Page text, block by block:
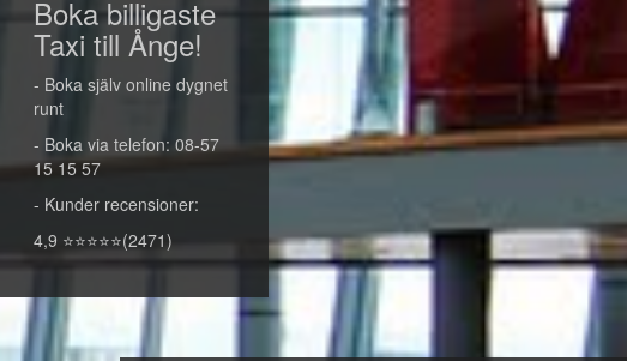
Boka billigaste
Taxi till Ånge!
- Boka själv online dygnet
runt
- Boka via telefon: 08-57
15 15 57
- Kunder recensioner:
4,9 ⭐⭐⭐⭐⭐(2471)